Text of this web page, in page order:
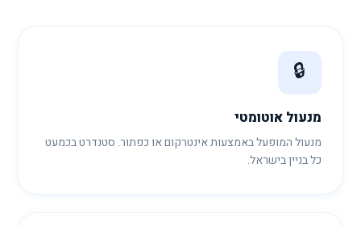
🔒
מנעול אוטומטי
מנעול המופעל באמצעות אינטרקום או כפתור. סטנדרט בכמעט
כל בניין בישראל.